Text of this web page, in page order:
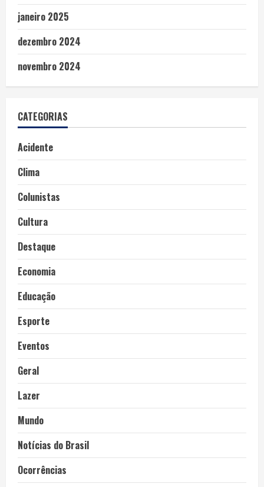
janeiro 2025
dezembro 2024
novembro 2024
CATEGORIAS
Acidente
Clima
Colunistas
Cultura
Destaque
Economia
Educação
Esporte
Eventos
Geral
Lazer
Mundo
Notícias do Brasil
Ocorrências